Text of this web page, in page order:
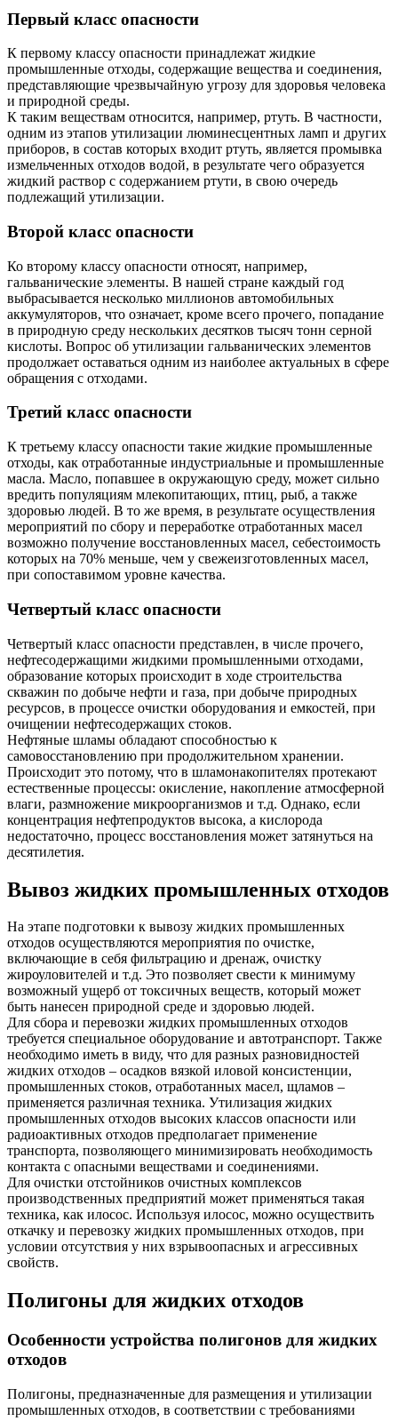
Первый класс опасности
К первому классу опасности принадлежат жидкие
промышленные отходы, содержащие вещества и соединения,
представляющие чрезвычайную угрозу для здоровья человека
и природной среды.
К таким веществам относится, например, ртуть. В частности,
одним из этапов утилизации люминесцентных ламп и других
приборов, в состав которых входит ртуть, является промывка
измельченных отходов водой, в результате чего образуется
жидкий раствор с содержанием ртути, в свою очередь
подлежащий утилизации.
Второй класс опасности
Ко второму классу опасности относят, например,
гальванические элементы. В нашей стране каждый год
выбрасывается несколько миллионов автомобильных
аккумуляторов, что означает, кроме всего прочего, попадание
в природную среду нескольких десятков тысяч тонн серной
кислоты. Вопрос об утилизации гальванических элементов
продолжает оставаться одним из наиболее актуальных в сфере
обращения с отходами.
Третий класс опасности
К третьему классу опасности такие жидкие промышленные
отходы, как отработанные индустриальные и промышленные
масла. Масло, попавшее в окружающую среду, может сильно
вредить популяциям млекопитающих, птиц, рыб, а также
здоровью людей. В то же время, в результате осуществления
мероприятий по сбору и переработке отработанных масел
возможно получение восстановленных масел, себестоимость
которых на 70% меньше, чем у свежеизготовленных масел,
при сопоставимом уровне качества.
Четвертый класс опасности
Четвертый класс опасности представлен, в числе прочего,
нефтесодержащими жидкими промышленными отходами,
образование которых происходит в ходе строительства
скважин по добыче нефти и газа, при добыче природных
ресурсов, в процессе очистки оборудования и емкостей, при
очищении нефтесодержащих стоков.
Нефтяные шламы обладают способностью к
самовосстановлению при продолжительном хранении.
Происходит это потому, что в шламонакопителях протекают
естественные процессы: окисление, накопление атмосферной
влаги, размножение микроорганизмов и т.д. Однако, если
концентрация нефтепродуктов высока, а кислорода
недостаточно, процесс восстановления может затянуться на
десятилетия.
Вывоз жидких промышленных отходов
На этапе подготовки к вывозу жидких промышленных
отходов осуществляются мероприятия по очистке,
включающие в себя фильтрацию и дренаж, очистку
жироуловителей и т.д. Это позволяет свести к минимуму
возможный ущерб от токсичных веществ, который может
быть нанесен природной среде и здоровью людей.
Для сбора и перевозки жидких промышленных отходов
требуется специальное оборудование и автотранспорт. Также
необходимо иметь в виду, что для разных разновидностей
жидких отходов – осадков вязкой иловой консистенции,
промышленных стоков, отработанных масел, щламов –
применяется различная техника. Утилизация жидких
промышленных отходов высоких классов опасности или
радиоактивных отходов предполагает применение
транспорта, позволяющего минимизировать необходимость
контакта с опасными веществами и соединениями.
Для очистки отстойников очистных комплексов
производственных предприятий может применяться такая
техника, как илосос. Используя илосос, можно осуществить
откачку и перевозку жидких промышленных отходов, при
условии отсутствия у них взрывоопасных и агрессивных
свойств.
Полигоны для жидких отходов
Особенности устройства полигонов для жидких
отходов
Полигоны, предназначенные для размещения и утилизации
промышленных отходов, в соответствии с требованиями